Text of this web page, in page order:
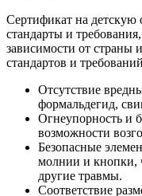
Сертификат на детскую
стандарты и
зависимости от страны
стандартов и
Отсутствие
формальдегид,
Огнеупорность и
возможности
Безопасные
молнии и кнопки,
другие травмы.
Соответствие